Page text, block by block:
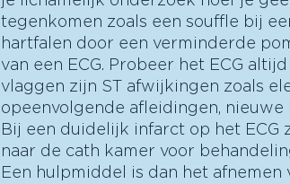
tegenkomen zoals een souffle bij
hartfalen door een verminderde
van een ECG. Probeer het ECG
vlaggen zijn ST afwijkingen zoals
opeenvolgende afleidingen,
Bij een duidelijk infarct op het
naar de cath kamer voor
Een hulpmiddel is dan het